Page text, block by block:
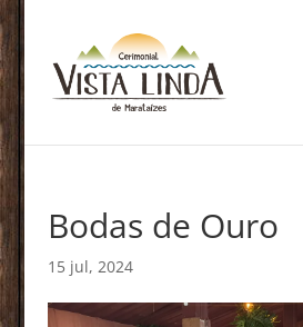
Bodas de Ouro
15 jul, 2024